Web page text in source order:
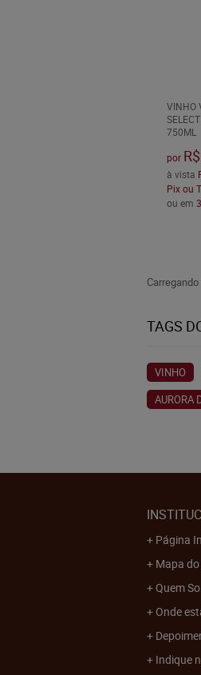
VINHO
750ML
por
à vista
Pix ou
ou em
TAGS
VINHO
AURORA
Página
Mapa
Quem
Onde
Indique